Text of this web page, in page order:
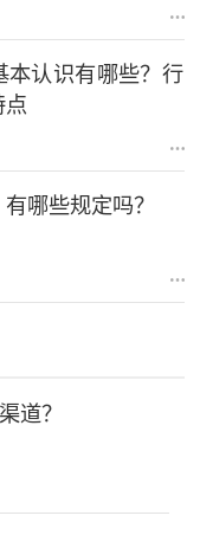
本认识有哪些？行
点
哪些规定吗？
道？